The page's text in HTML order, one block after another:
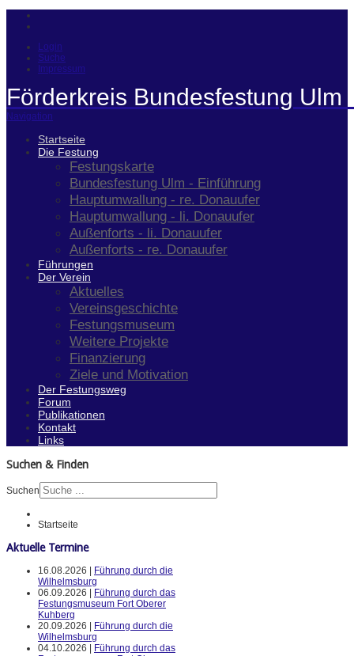
Login
Suche
Impressum
Förderkreis Bundesfestung Ulm
Navigation
Startseite
Die Festung
Festungskarte
Bundesfestung Ulm - Einführung
Hauptumwallung - re. Donauufer
Hauptumwallung - li. Donauufer
Außenforts - li. Donauufer
Außenforts - re. Donauufer
Führungen
Der Verein
Aktuelles
Vereinsgeschichte
Festungsmuseum
Weitere Projekte
Finanzierung
Ziele und Motivation
Der Festungsweg
Forum
Publikationen
Kontakt
Links
Suchen & Finden
Suchen
Startseite
Aktuelle Termine
16.08.2026 |
Führung durch die
Wilhelmsburg
06.09.2026 |
Führung durch das
Festungsmuseum Fort Oberer
Kuhberg
20.09.2026 |
Führung durch die
Wilhelmsburg
04.10.2026 |
Führung durch das